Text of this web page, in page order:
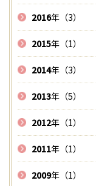
2016年（3）
2015年（1）
2014年（3）
2013年（5）
2012年（1）
2011年（1）
2009年（1）